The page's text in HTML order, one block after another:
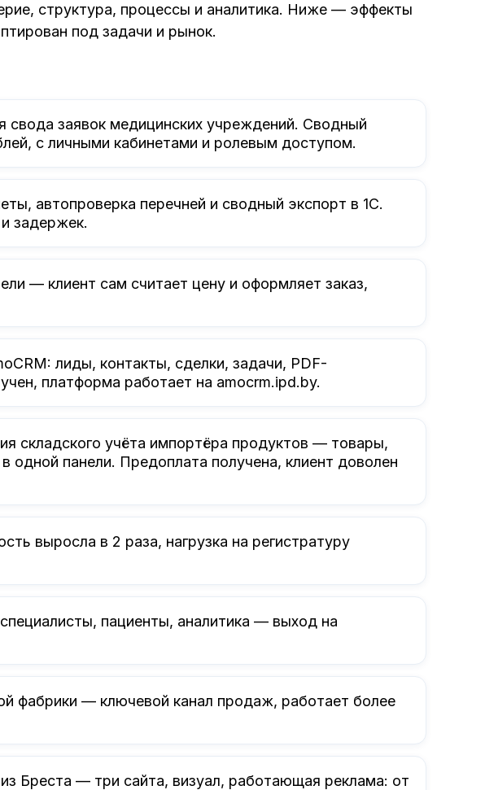
структура, процессы и аналитика. Ниже — эффекты
под задачи и рынок.
свода заявок медицинских учреждений. Сводный
с личными кабинетами и ролевым доступом.
автопроверка перечней и сводный экспорт в 1С.
задержек.
— клиент сам считает цену и оформляет заказ,
лиды, контакты, сделки, задачи, PDF-
платформа работает на amocrm.ipd.by.
складского учёта импортёра продуктов — товары,
панели. Предоплата получена, клиент доволен
выросла в 2 раза, нагрузка на регистратуру
пациенты, аналитика — выход на
фабрики — ключевой канал продаж, работает более
Бреста — три сайта, визуал, работающая реклама: от